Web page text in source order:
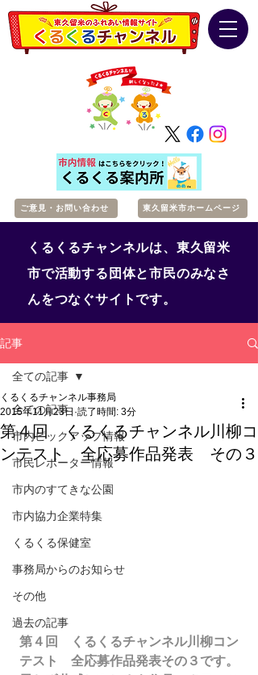
ご意見・お問い合わせ 東久留米市ホームページ
くるくるチャンネルは、東久留米
市で活動する団体と市民のみなさ
んをつなぐサイトです。
記事
全ての記事
市内ピックアップ情報
市民レポーター情報
市内のすてきな公園
市内協力企業特集
くるくる保健室
事務局からのお知らせ
その他
過去の記事
全ての記事
第４回 くるくるチャンネル川柳コ
ンテスト 全応募作品発表 その３
くるくるチャンネル事務局
2015年11月23日 読了時間: 3分
第４回　くるくるチャンネル川柳コン
テスト　全応募作品発表その３です。